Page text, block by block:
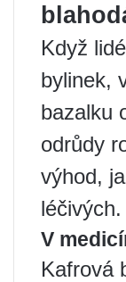
Když
bylinek,
bazalku
odrůdy
výhod,
léčivých.
V
Kafrová